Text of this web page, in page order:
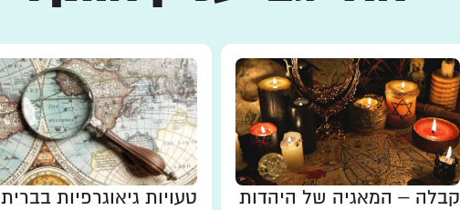
קבלה – המאגיה של היהדות
טעויות גיאוגרפיות בברית